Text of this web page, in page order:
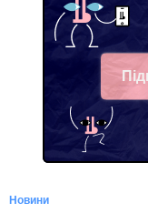
Новини